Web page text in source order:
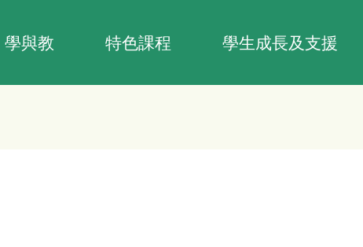
學與教 特色課程 學生成長及支援